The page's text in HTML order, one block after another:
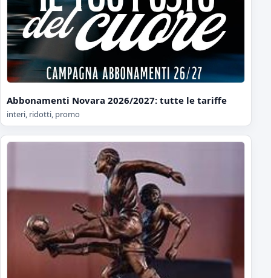
Abbonamenti Novara 2026/2027: tutte le tariffe
interi, ridotti, promo